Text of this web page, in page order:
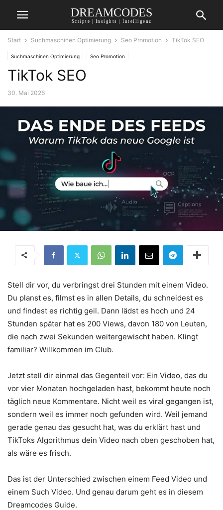
DREAMCODES
Scripte | Insights | Intelligenz
Start Suchmaschinen Optimierung Seo Promotion TikTok SEO
Suchmaschinen Optimierung Seo Promotion
TikTok SEO
30. Mai 2026
Stell dir vor, du verbringst drei Stunden mit einem Video.
Du planst es, filmst es in allen Details, du schneidest es
und findest es richtig geil. Dann lädst es hoch und 24
Stunden später hat es 200 Views, davon 180 von Leuten,
die nach zwei Sekunden weitergewischt haben. Klingt
familiar? Willkommen im Club.
Jetzt stell dir einmal das Gegenteil vor: Ein Video, das du
vor vier Monaten hochgeladen hast, bekommt heute noch
täglich neue Kommentare. Nicht weil es viral gegangen ist,
sondern weil es immer noch gefunden wird. Weil jemand
gerade genau das gesucht hat, was du erklärt hast und
TikToks Algorithmus dein Video nach oben geschoben hat,
als wäre es frisch.
Das ist der Unterschied zwischen einem Feed Video und
einem Such Video. Und genau darum geht es in diesem
Dreamcodes Guide.